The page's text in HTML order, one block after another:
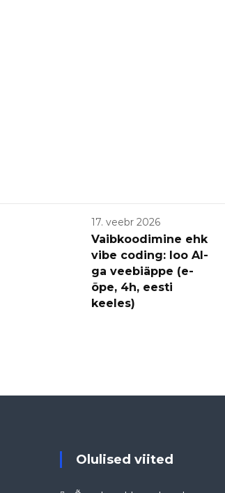
17. veebr 2026
Vaibkoodimine ehk
vibe coding: loo AI-
ga veebiäppe (e-
õpe, 4h, eesti
keeles)
Olulised viited